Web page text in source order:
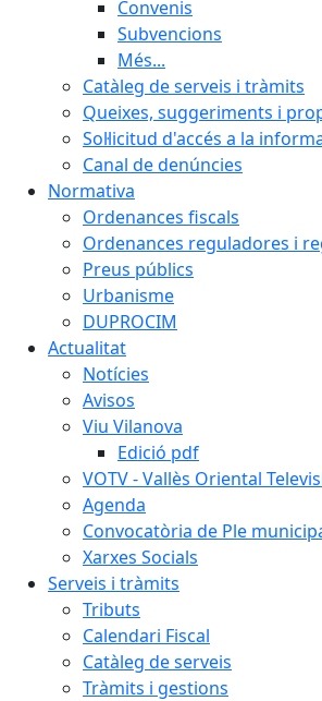
Convenis
Subvencions
Més...
Catàleg de serveis i tràmits
Queixes, suggeriments i
Sol·licitud d'accés a la
Canal de denúncies
Normativa
Ordenances fiscals
Ordenances reguladores i
Preus públics
Urbanisme
DUPROCIM
Actualitat
Notícies
Avisos
Viu Vilanova
Edició pdf
VOTV - Vallès Oriental
Agenda
Convocatòria de Ple
Xarxes Socials
Serveis i tràmits
Tributs
Calendari Fiscal
Catàleg de serveis
Tràmits i gestions